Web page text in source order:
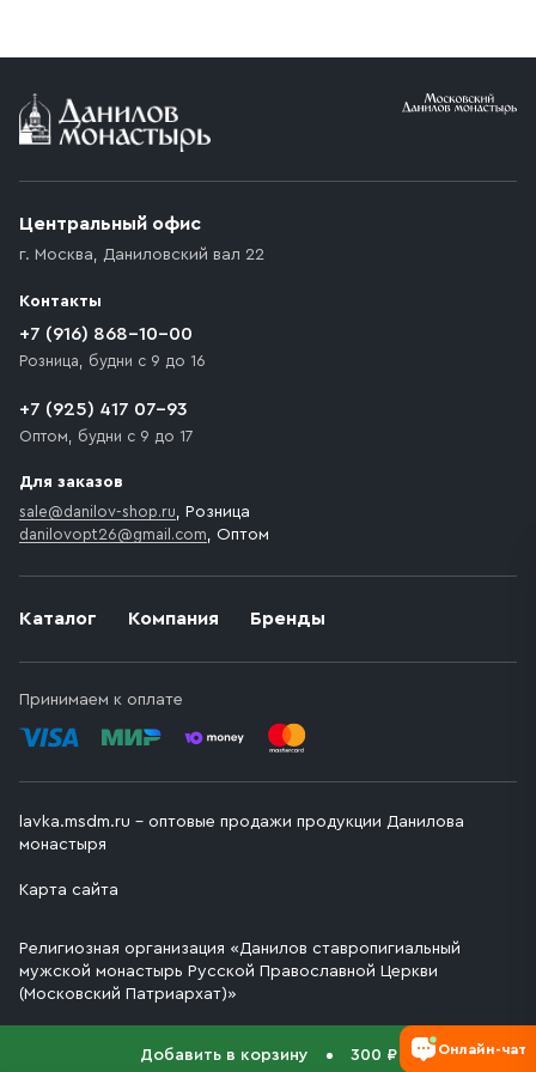
Добавить в корзину 300 ₽
Условия доставки
возникают препятствия для подъезда автомобиля,
которое максимально близко к месту запланированной
движения. Если на территории места назначения
доставки предусмотрен платный въезд, то Покупателю
необходимо компенсировать стоимость въезда
Каталог Компания Бренды
Принимаем к оплате
Центральный офис
г. Москва, Даниловский вал 22
Контакты
+7 (916) 868-10-00
Розница, будни с 9 до 16
+7 (925) 417 07-93
Оптом, будни с 9 до 17
Для заказов
sale@danilov-shop.ru, Розница
danilovopt26@gmail.com, Оптом
lavka.msdm.ru – оптовые продажи продукции Данилова
монастыря
Карта сайта
Религиозная организация «Данилов ставропигиальный
мужской монастырь Русской Православной Церкви
(Московский Патриархат)»
Онлайн-чат